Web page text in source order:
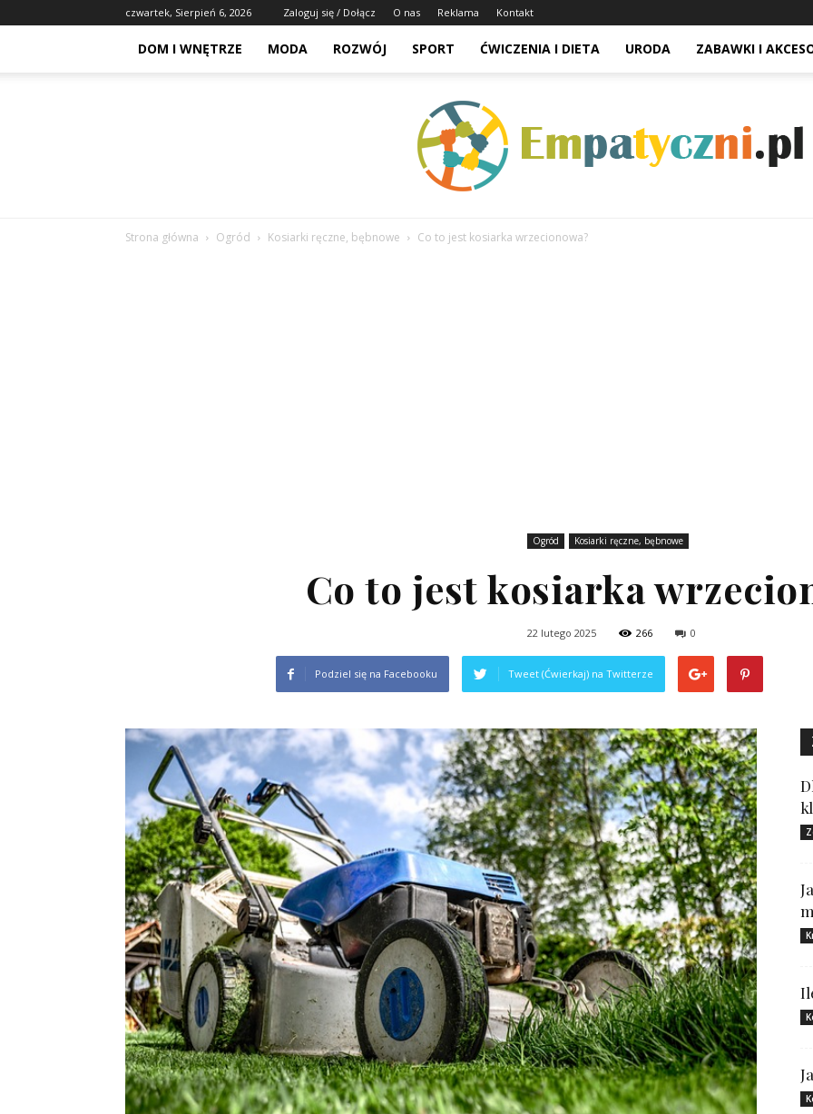
czwartek, Sierpień 6, 2026 Zaloguj się / Dołącz O nas Reklama Kontakt
DOM I WNĘTRZE MODA ROZWÓJ SPORT ĆWICZENIA I DIETA URODA ZABAWKI I
Strona główna Ogród Kosiarki ręczne, bębnowe Co to jest kosiarka wrzecionowa?
Ogród Kosiarki ręczne, bębnowe
Co to jest kosiarka
22 lutego 2025 266 0
Podziel się na Facebooku Tweet (Ćwierkaj) na Twitterze